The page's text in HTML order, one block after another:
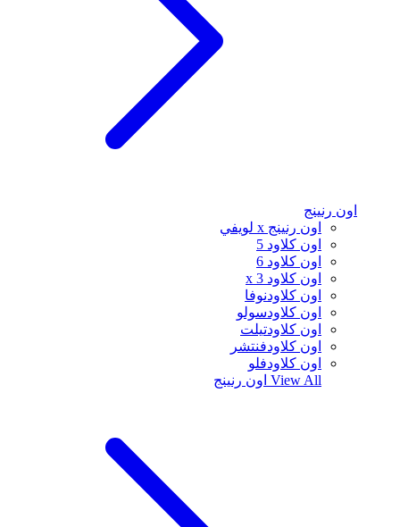
اون رنينج
اون رنينج x لويفي
اون كلاود 5
اون كلاود 6
اون كلاود x 3
اون كلاودنوفا
اون كلاودسولو
اون كلاودتيلت
اون كلاودفنتشر
اون كلاودفلو
View All اون رنينج